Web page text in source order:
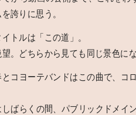
誇りに思う。
トルは「この道」。
。どちらから見ても同じ景色に
コヨーテバンドはこの曲で、コ
しばらくの間、パブリックドメイ